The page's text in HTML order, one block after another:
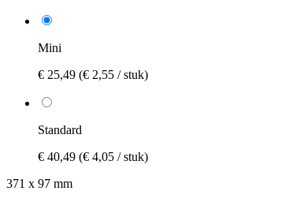
Mini
€ 25,49 (€ 2,55 / stuk)
Standard
€ 40,49 (€ 4,05 / stuk)
371 x 97 mm